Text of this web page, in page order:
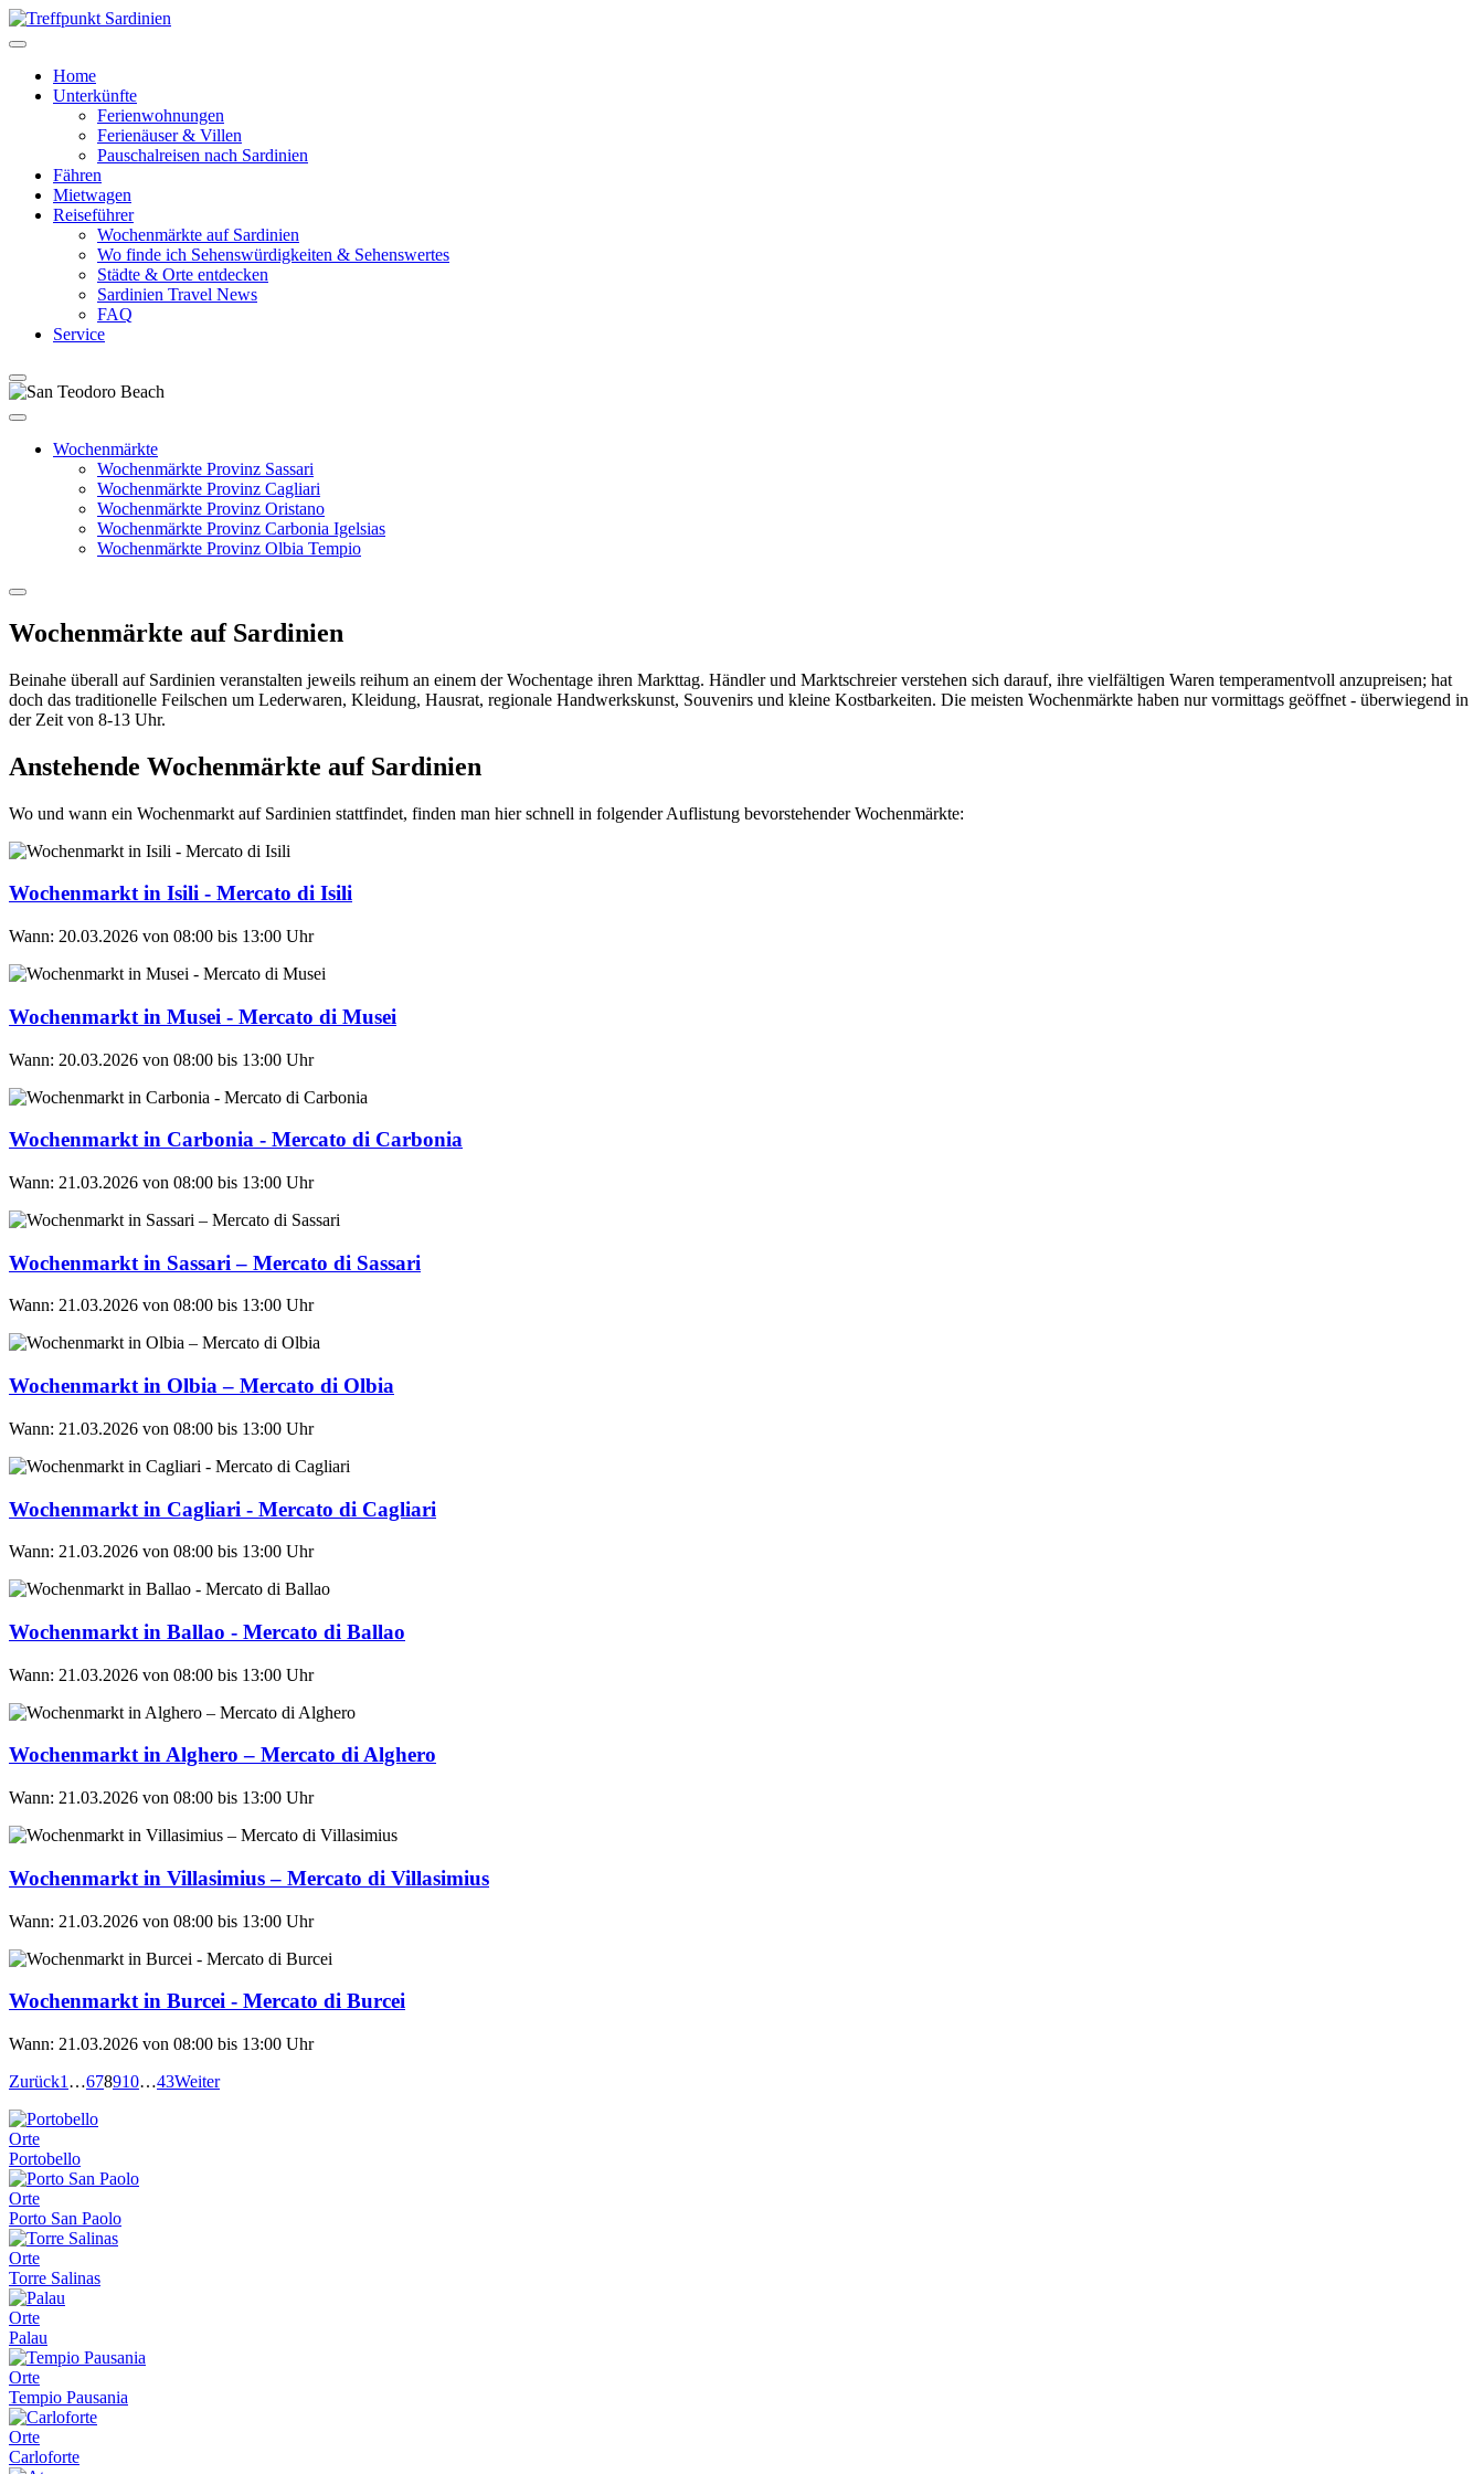
Home
Unterkünfte
Ferienwohnungen
Ferienäuser & Villen
Pauschalreisen nach Sardinien
Fähren
Mietwagen
Reiseführer
Wochenmärkte auf Sardinien
Wo finde ich Sehenswürdigkeiten & Sehenswertes
Städte & Orte entdecken
Sardinien Travel News
FAQ
Service
Wochenmärkte
Wochenmärkte Provinz Sassari
Wochenmärkte Provinz Cagliari
Wochenmärkte Provinz Oristano
Wochenmärkte Provinz Carbonia Igelsias
Wochenmärkte Provinz Olbia Tempio
Wochenmärkte auf Sardinien
Beinahe überall auf Sardinien veranstalten jeweils reihum an einem der Wochentage ihren Markttag. Händler und Marktschreier verstehen sich darauf, ihre vielfältigen Waren temperamentvoll anzupreisen; hat
doch das traditionelle Feilschen um Lederwaren, Kleidung, Hausrat, regionale Handwerkskunst, Souvenirs und kleine Kostbarkeiten. Die meisten Wochenmärkte haben nur vormittags geöffnet - überwiegend in
der Zeit von 8-13 Uhr.
Anstehende Wochenmärkte auf Sardinien
Wo und wann ein Wochenmarkt auf Sardinien stattfindet, finden man hier schnell in folgender Auflistung bevorstehender Wochenmärkte:
Wochenmarkt in Isili - Mercato di Isili
Wann: 20.03.2026 von 08:00 bis 13:00 Uhr
Wochenmarkt in Musei - Mercato di Musei
Wann: 20.03.2026 von 08:00 bis 13:00 Uhr
Wochenmarkt in Carbonia - Mercato di Carbonia
Wann: 21.03.2026 von 08:00 bis 13:00 Uhr
Wochenmarkt in Sassari – Mercato di Sassari
Wann: 21.03.2026 von 08:00 bis 13:00 Uhr
Wochenmarkt in Olbia – Mercato di Olbia
Wann: 21.03.2026 von 08:00 bis 13:00 Uhr
Wochenmarkt in Cagliari - Mercato di Cagliari
Wann: 21.03.2026 von 08:00 bis 13:00 Uhr
Wochenmarkt in Ballao - Mercato di Ballao
Wann: 21.03.2026 von 08:00 bis 13:00 Uhr
Wochenmarkt in Alghero – Mercato di Alghero
Wann: 21.03.2026 von 08:00 bis 13:00 Uhr
Wochenmarkt in Villasimius – Mercato di Villasimius
Wann: 21.03.2026 von 08:00 bis 13:00 Uhr
Wochenmarkt in Burcei - Mercato di Burcei
Wann: 21.03.2026 von 08:00 bis 13:00 Uhr
Zurück1 …678910…43Weiter
Orte
Portobello
Orte
Porto San Paolo
Orte
Torre Salinas
Orte
Palau
Orte
Tempio Pausania
Orte
Carloforte